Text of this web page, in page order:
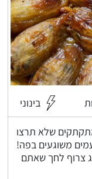
בינוני
שלא תרצו
משוגעים בפה!
צרוף לחך שאתם